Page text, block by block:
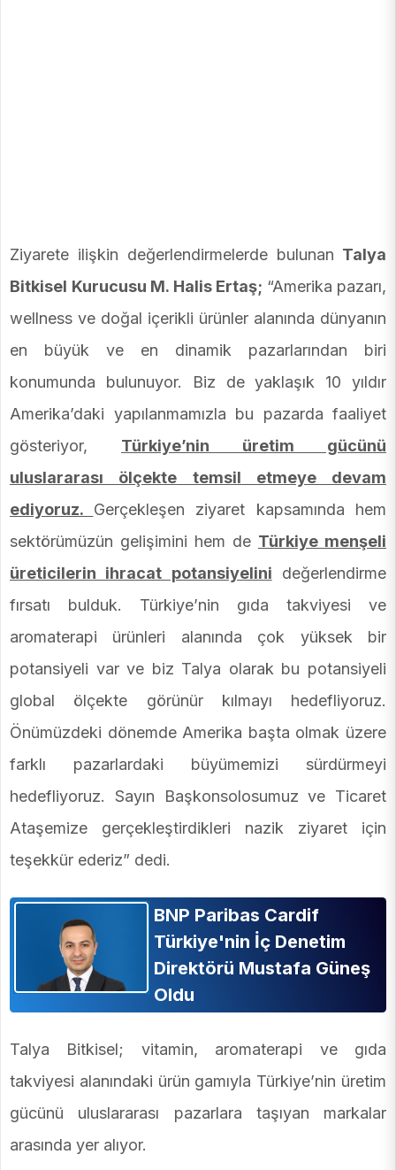
Ziyarete ilişkin değerlendirmelerde bulunan Talya
Bitkisel Kurucusu M. Halis Ertaş; “Amerika pazarı,
wellness ve doğal içerikli ürünler alanında dünyanın
en büyük ve en dinamik pazarlarından biri
konumunda bulunuyor. Biz de yaklaşık 10 yıldır
Amerika’daki yapılanmamızla bu pazarda faaliyet
gösteriyor, Türkiye’nin üretim gücünü
uluslararası ölçekte temsil etmeye devam
ediyoruz. Gerçekleşen ziyaret kapsamında hem
sektörümüzün gelişimini hem de Türkiye menşeli
üreticilerin ihracat potansiyelini değerlendirme
fırsatı bulduk. Türkiye’nin gıda takviyesi ve
aromaterapi ürünleri alanında çok yüksek bir
potansiyeli var ve biz Talya olarak bu potansiyeli
global ölçekte görünür kılmayı hedefliyoruz.
Önümüzdeki dönemde Amerika başta olmak üzere
farklı pazarlardaki büyümemizi sürdürmeyi
hedefliyoruz. Sayın Başkonsolosumuz ve Ticaret
Ataşemize gerçekleştirdikleri nazik ziyaret için
teşekkür ederiz” dedi.
BNP Paribas Cardif
Türkiye'nin İç Denetim
Direktörü Mustafa Güneş
Oldu
Talya Bitkisel; vitamin, aromaterapi ve gıda
takviyesi alanındaki ürün gamıyla Türkiye’nin üretim
gücünü uluslararası pazarlara taşıyan markalar
arasında yer alıyor.